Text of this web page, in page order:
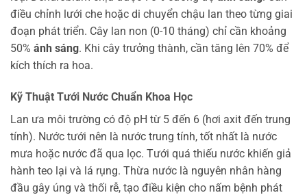
điều chỉnh lưới che hoặc di chuyển chậu lan theo từng giai
đoạn phát triển. Cây lan non (0-10 tháng) chỉ cần khoảng
50% ánh sáng. Khi cây trưởng thành, cần tăng lên 70% để
kích thích ra hoa.
Kỹ Thuật Tưới Nước Chuẩn Khoa Học
Lan ưa môi trường có độ pH từ 5 đến 6 (hơi axit đến trung
tính). Nước tưới nên là nước trung tính, tốt nhất là nước
mưa hoặc nước đã qua lọc. Tưới quá thiếu nước khiến giả
hành teo lại và lá rụng. Thừa nước là nguyên nhân hàng
đầu gây úng và thối rễ, tạo điều kiện cho nấm bệnh phát